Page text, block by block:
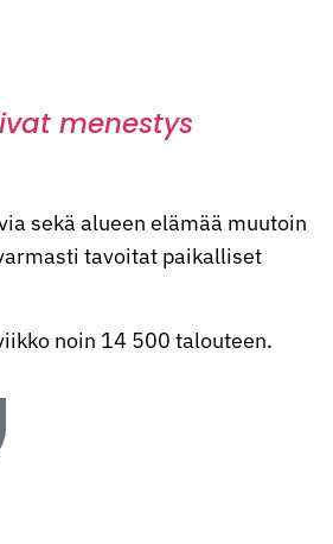
menestys
sekä alueen elämää muutoin
tavoitat paikalliset
noin 14 500 talouteen.